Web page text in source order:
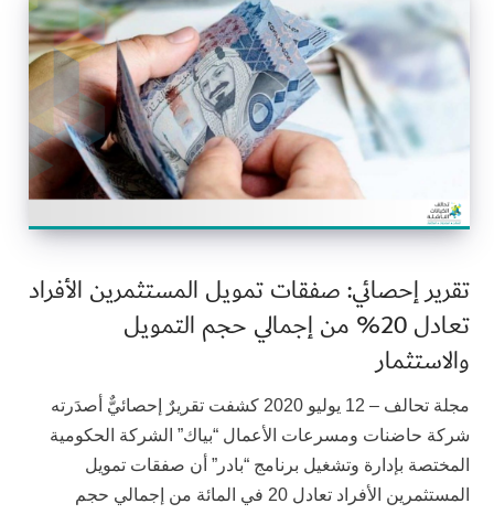
تقرير إحصائي: صفقات تمويل المستثمرين الأفراد
تعادل 20% من إجمالي حجم التمويل
والاستثمار
مجلة تحالف – 12 يوليو 2020 كشفت تقريرٌ إحصائيٌّ أصدَرته
شركة حاضنات ومسرعات الأعمال “بياك” الشركة الحكومية
المختصة بإدارة وتشغيل برنامج “بادر” أن صفقات تمويل
المستثمرين الأفراد تعادل 20 في المائة من إجمالي حجم